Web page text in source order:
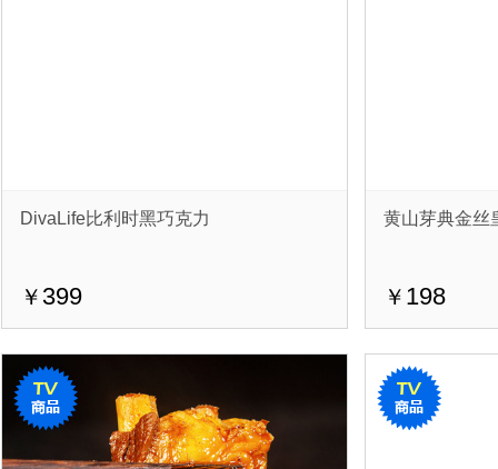
DivaLife比利时黑巧克力
￥ 399
黄山芽典金丝
￥ 198